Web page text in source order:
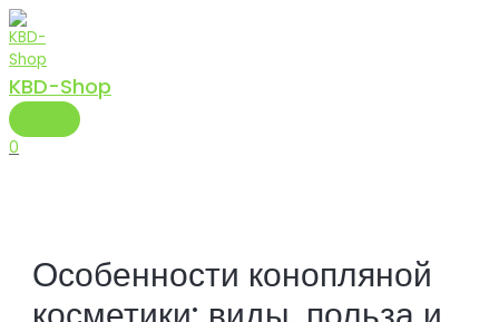
Перейти
к
содержимому
KBD-Shop
ГЛАВНОЕ
МЕНЮ
0
Особенности конопляной